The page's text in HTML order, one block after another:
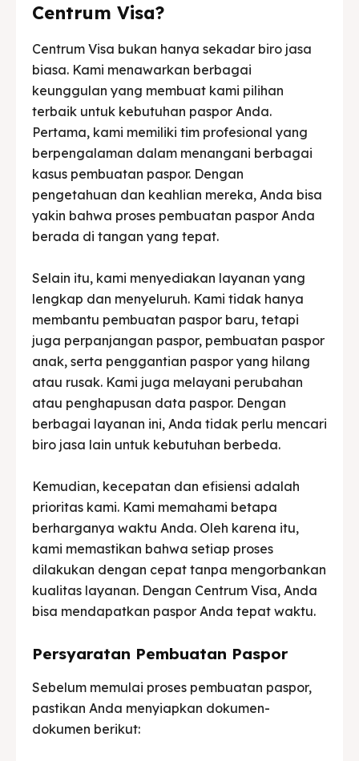
Centrum Visa?
Centrum Visa bukan hanya sekadar biro jasa
biasa. Kami menawarkan berbagai
keunggulan yang membuat kami pilihan
terbaik untuk kebutuhan paspor Anda.
Pertama, kami memiliki tim profesional yang
berpengalaman dalam menangani berbagai
kasus pembuatan paspor. Dengan
pengetahuan dan keahlian mereka, Anda bisa
yakin bahwa proses pembuatan paspor Anda
berada di tangan yang tepat.
Selain itu, kami menyediakan layanan yang
lengkap dan menyeluruh. Kami tidak hanya
membantu pembuatan paspor baru, tetapi
juga perpanjangan paspor, pembuatan paspor
anak, serta penggantian paspor yang hilang
atau rusak. Kami juga melayani perubahan
atau penghapusan data paspor. Dengan
berbagai layanan ini, Anda tidak perlu mencari
biro jasa lain untuk kebutuhan berbeda.
Kemudian, kecepatan dan efisiensi adalah
prioritas kami. Kami memahami betapa
berharganya waktu Anda. Oleh karena itu,
kami memastikan bahwa setiap proses
dilakukan dengan cepat tanpa mengorbankan
kualitas layanan. Dengan Centrum Visa, Anda
bisa mendapatkan paspor Anda tepat waktu.
Persyaratan Pembuatan Paspor
Sebelum memulai proses pembuatan paspor,
pastikan Anda menyiapkan dokumen-
dokumen berikut: